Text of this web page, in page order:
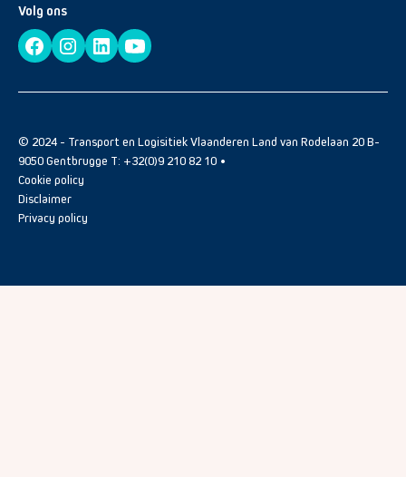
Volg ons
© 2024 - Transport en Logisitiek Vlaanderen Land van Rodelaan 20 B-
9050 Gentbrugge T: +32(0)9 210 82 10 •
Cookie policy
Disclaimer
Privacy policy